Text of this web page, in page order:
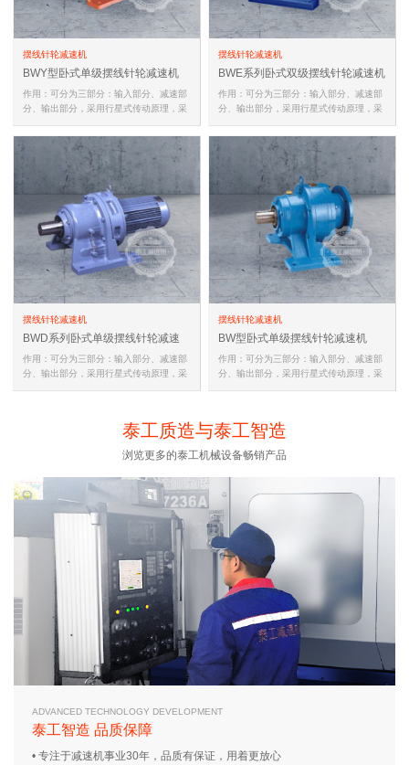
摆线针轮减速机
BWY型卧式单级摆线针轮减速机
作用：可分为三部分：输入部分、减速部
分、输出部分，采用行星式传动原理，采
摆线针轮减速机
BWE系列卧式双级摆线针轮减速机
作用：可分为三部分：输入部分、减速部
分、输出部分，采用行星式传动原理，采
摆线针轮减速机
BWD系列卧式单级摆线针轮减速
机
作用：可分为三部分：输入部分、减速部
分、输出部分，采用行星式传动原理，采
摆线针轮减速机
BW型卧式单级摆线针轮减速机
作用：可分为三部分：输入部分、减速部
分、输出部分，采用行星式传动原理，采
泰工质造与泰工智造
浏览更多的泰工机械设备畅销产品
ADVANCED TECHNOLOGY DEVELOPMENT
泰工智造 品质保障
• 专注于减速机事业30年，品质有保证，用着更放心